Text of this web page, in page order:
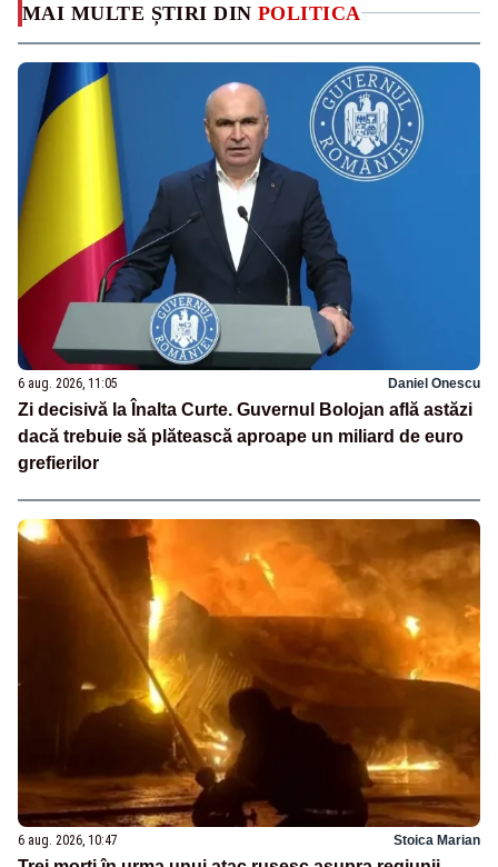
MAI MULTE ȘTIRI DIN POLITICA
6 aug. 2026, 11:05 Daniel Onescu
Zi decisivă la Înalta Curte. Guvernul Bolojan află astăzi
dacă trebuie să plătească aproape un miliard de euro
grefierilor
6 aug. 2026, 10:47 Stoica Marian